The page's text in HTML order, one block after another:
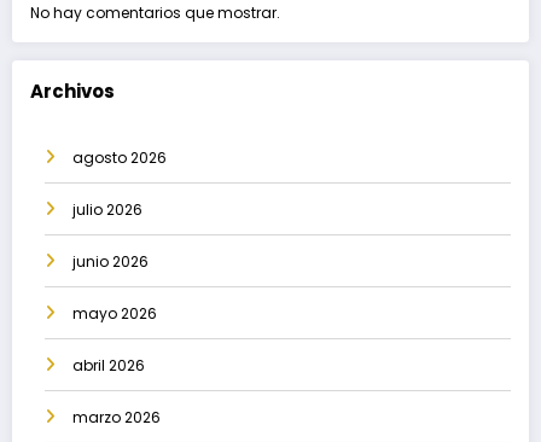
No hay comentarios que mostrar.
Archivos
agosto 2026
julio 2026
junio 2026
mayo 2026
abril 2026
marzo 2026